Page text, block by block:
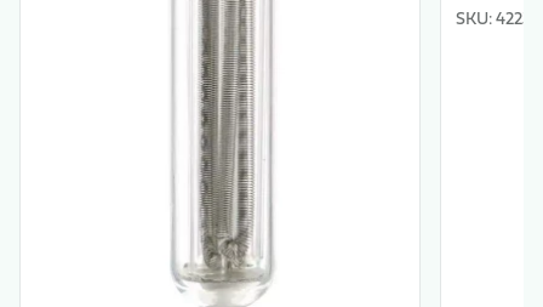
SKU: 42234